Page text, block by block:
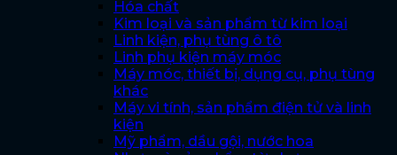
Hóa chất
Kim loại và sản phẩm từ kim loại
Linh kiện, phụ tùng ô tô
Linh phụ kiện máy móc
Máy móc, thiết bị, dụng cụ, phụ tùng
khác
Máy vi tính, sản phẩm điện tử và linh
kiện
Mỹ phẩm, dầu gội, nước hoa